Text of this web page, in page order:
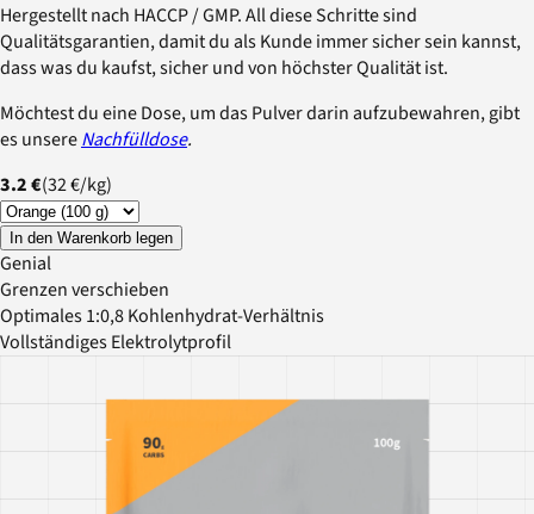
Hergestellt nach HACCP / GMP. All diese Schritte sind
Qualitätsgarantien, damit du als Kunde immer sicher sein kannst,
dass was du kaufst, sicher und von höchster Qualität ist.
Möchtest du eine Dose, um das Pulver darin aufzubewahren, gibt
es unsereNachfülldose.
3.2 €(32 €/kg)
In den Warenkorb legen
Genial
Grenzen verschieben
Optimales 1:0,8 Kohlenhydrat-Verhältnis
Vollständiges Elektrolytprofil